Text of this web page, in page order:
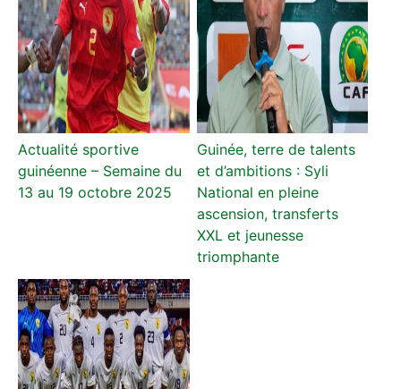
Actualité sportive
guinéenne – Semaine du
13 au 19 octobre 2025
Guinée, terre de talents
et d’ambitions : Syli
National en pleine
ascension, transferts
XXL et jeunesse
triomphante